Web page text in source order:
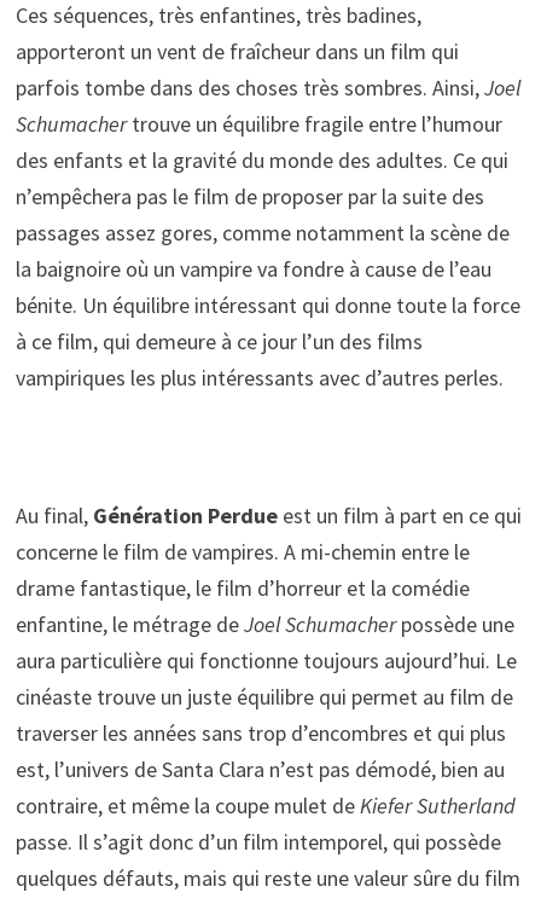
Ces séquences, très enfantines, très badines,
apporteront un vent de fraîcheur dans un film qui
parfois tombe dans des choses très sombres. Ainsi,Joel
Schumachertrouve un équilibre fragile entre l’humour
des enfants et la gravité du monde des adultes. Ce qui
n’empêchera pas le film de proposer par la suite des
passages assez gores, comme notamment la scène de
la baignoire où un vampire va fondre à cause de l’eau
bénite. Un équilibre intéressant qui donne toute la force
à ce film, qui demeure à ce jour l’un des films
vampiriques les plus intéressants avec d’autres perles.
Au final, Génération Perdueest un film à part en ce qui
concerne le film de vampires. A mi-chemin entre le
drame fantastique, le film d’horreur et la comédie
enfantine, le métrage deJoel Schumacherpossède une
aura particulière qui fonctionne toujours aujourd’hui. Le
cinéaste trouve un juste équilibre qui permet au film de
traverser les années sans trop d’encombres et qui plus
est, l’univers de Santa Clara n’est pas démodé, bien au
contraire, et même la coupe mulet deKiefer Sutherland
passe. Il s’agit donc d’un film intemporel, qui possède
quelques défauts, mais qui reste une valeur sûre du film